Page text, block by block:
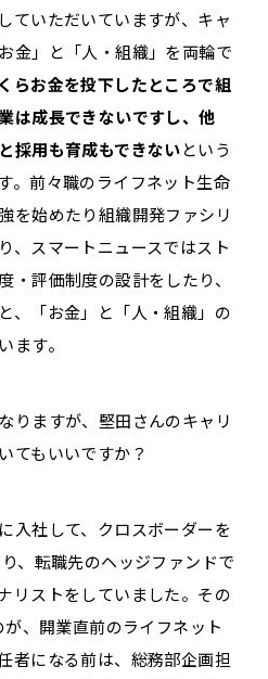
ていただいていますが、キャ
金」と「人・組織」を両輪で
らお金を投下したところで組
は成長できないですし、他
採用も育成もできない という
。前々職のライフネット生命
を始めたり組織開発ファシリ
、スマートニュースではスト
・評価制度の設計をしたり、
、「お金」と「人・組織」の
ます。
りますが、堅田さんのキャリ
てもいいですか？
入社して、クロスボーダーを
、転職先のヘッジファンドで
リストをしていました。その
、開業直前のライフネット
者になる前は、総務部企画担